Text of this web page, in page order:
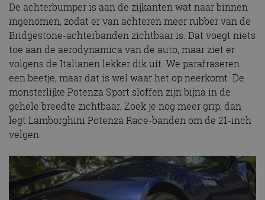
De achterbumper is aan de zijkanten wat naar binnen
ingenomen, zodat er van achteren meer rubber van de
Bridgestone-achterbanden zichtbaar is. Dat voegt niets
toe aan de aerodynamica van de auto, maar ziet er
volgens de Italianen lekker dik uit. We parafraseren
een beetje, maar dat is wel waar het op neerkomt. De
monsterlijke Potenza Sport sloffen zijn bijna in de
gehele breedte zichtbaar. Zoek je nog meer grip, dan
legt Lamborghini Potenza Race-banden om de 21-inch
velgen.